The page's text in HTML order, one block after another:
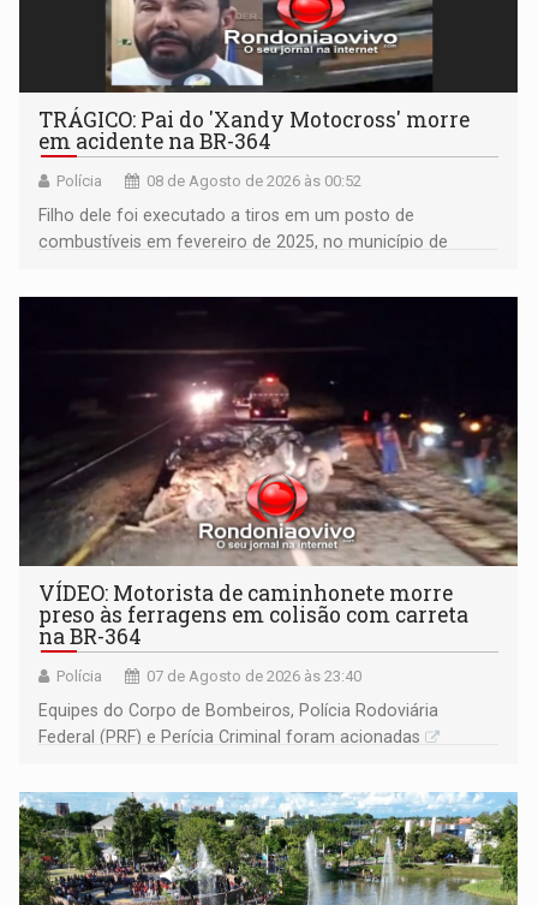
TRÁGICO: Pai do 'Xandy Motocross' morre
em acidente na BR-364
Polícia 08 de Agosto de 2026 às 00:52
Filho dele foi executado a tiros em um posto de
combustíveis em fevereiro de 2025, no município de
VÍDEO: Motorista de caminhonete morre
preso às ferragens em colisão com carreta
na BR-364
Polícia 07 de Agosto de 2026 às 23:40
Equipes do Corpo de Bombeiros, Polícia Rodoviária
Federal (PRF) e Perícia Criminal foram acionadas